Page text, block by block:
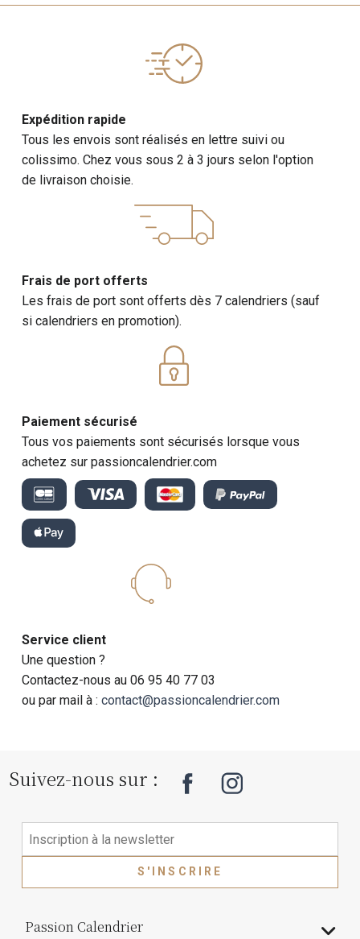
Expédition rapide
Tous les envois sont réalisés en lettre suivi ou
colissimo. Chez vous sous 2 à 3 jours selon l'option
de livraison choisie.
Frais de port offerts
Les frais de port sont offerts dès 7 calendriers (sauf
si calendriers en promotion).
Paiement sécurisé
Tous vos paiements sont sécurisés lorsque vous
achetez sur passioncalendrier.com
Service client
Une question ?
Contactez-nous au 06 95 40 77 03
ou par mail à :contact@passioncalendrier.com
Suivez-nous sur :
S'INSCRIRE
Passion Calendrier